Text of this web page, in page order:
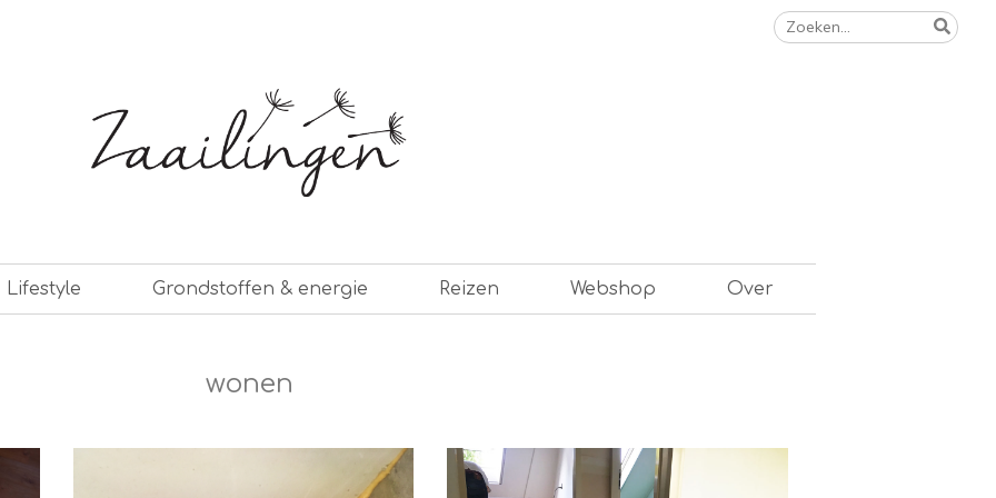
Zoeken
naar:
Lifestyle Grondstoffen & energie Reizen Webshop Over
wonen